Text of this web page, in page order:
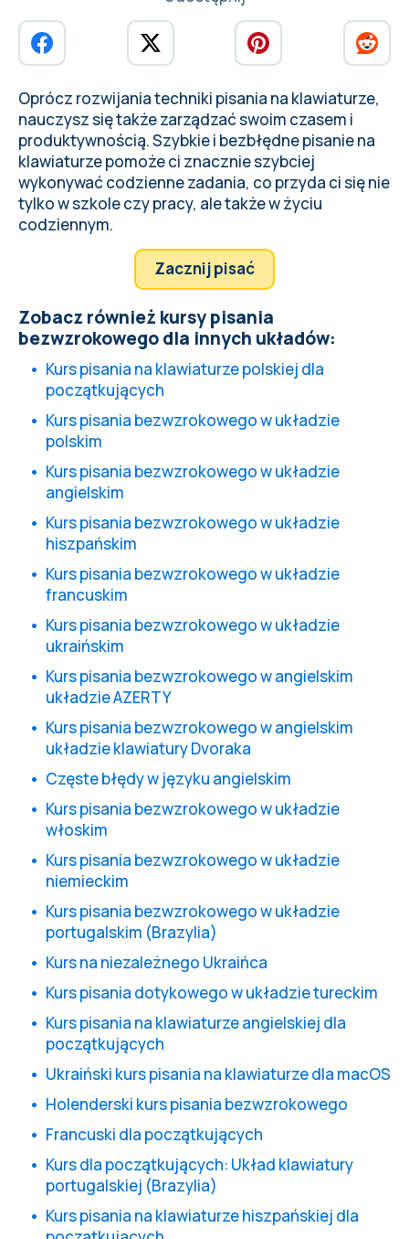
Oprócz rozwijania techniki pisania na klawiaturze,
nauczysz się takżezarządzać swoim czasem i
produktywnością. Szybkie i bezbłędne pisanie na
klawiaturze pomoże ci znacznie szybciej
wykonywać codzienne zadania, co przyda ci się nie
tylko w szkole czy pracy, ale także w życiu
codziennym.
Zacznij pisać
Zobacz również kursy pisania
bezwzrokowego dla innych układów:
Kurs pisania na klawiaturze polskiej dla
początkujących
Kurs pisania bezwzrokowego w układzie
polskim
Kurs pisania bezwzrokowego w układzie
angielskim
Kurs pisania bezwzrokowego w układzie
hiszpańskim
Kurs pisania bezwzrokowego w układzie
francuskim
Kurs pisania bezwzrokowego w układzie
ukraińskim
Kurs pisania bezwzrokowego w angielskim
układzie AZERTY
Kurs pisania bezwzrokowego w angielskim
układzie klawiatury Dvoraka
Częste błędy w języku angielskim
Kurs pisania bezwzrokowego w układzie
włoskim
Kurs pisania bezwzrokowego w układzie
niemieckim
Kurs pisania bezwzrokowego w układzie
portugalskim (Brazylia)
Kurs na niezależnego Ukraińca
Kurs pisania dotykowego w układzie tureckim
Kurs pisania na klawiaturze angielskiej dla
początkujących
Ukraiński kurs pisania na klawiaturze dla macOS
Holenderski kurs pisania bezwzrokowego
Francuski dla początkujących
Kurs dla początkujących: Układ klawiatury
portugalskiej (Brazylia)
Kurs pisania na klawiaturze hiszpańskiej dla